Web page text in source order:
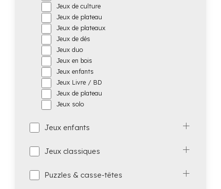
Jeux de culture
Jeux de plateau
Jeux de plateaux
Jeux de dés
Jeux duo
Jeux en bois
Jeux enfants
Jeux Livre / BD
Jeux de plateau
Jeux solo
Jeux enfants
Jeux classiques
Puzzles & casse-têtes